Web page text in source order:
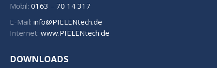
Mobil: 0163 – 70 14 317
E-Mail: info@PIELENtech.de
Internet: www.PIELENtech.de
DOWNLOADS